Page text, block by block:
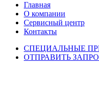
Главная
О компании
Сервисный центр
Контакты
СПЕЦИАЛЬНЫЕ
ОТПРАВИТЬ